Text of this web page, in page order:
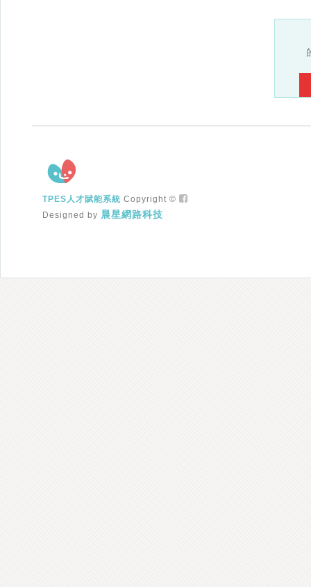
TPES人才賦能系統 Copyright ©
Designed by 晨星網路科技